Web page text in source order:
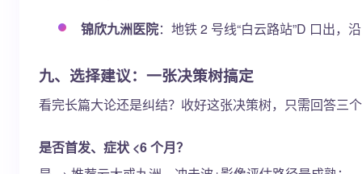
锦欣九洲医院：地铁 2 号线“白云路站”D 口出，
九、选择建议：一张决策树搞定
看完长篇大论还是纠结？收好这张决策树，只需回答三
是否首发、症状 <6 个月？